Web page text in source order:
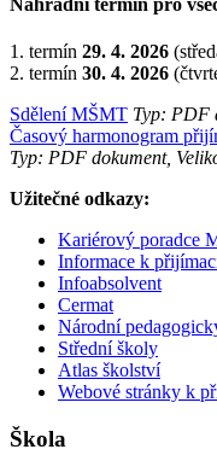
1. termín 29. 4. 2026
2. termín 30. 4. 2026
Sdělení MŠMT Typ: PDF
Časový harmonogram
Typ: PDF dokument,
Užitečné odkazy:
Kariérový poradce
Informace k
Infoabsolvent
Cermat
Národní
Střední školy
Atlas školství
Webové stránky k
Škola